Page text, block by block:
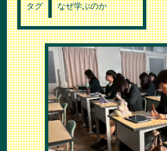
タグ なぜ学ぶのか